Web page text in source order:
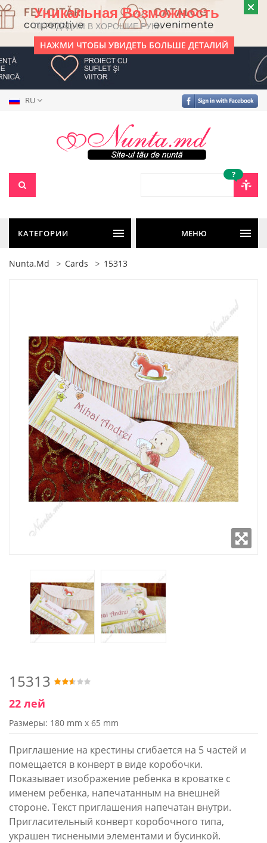
Уникальная Возможность
ПЕРЕДАДИМ В ХОРОШИЕ РУКИ
НАЖМИ ЧТОБЫ УВИДЕТЬ БОЛЬШЕ ДЕТАЛИЙ
RU
?
КАТЕГОРИИ МЕНЮ
Nunta.md Cards 15313
15313
22 лей
Размеры: 180 mm x 65 mm
Приглашение на крестины сгибается на 5 частей и
помещается в конверт в виде коробочки.
Показывает изображение ребенка в кроватке с
именем ребенка, напечатанным на внешней
стороне. Текст приглашения напечатан внутри.
Пригласительный конверт коробочного типа,
украшен тиснеными элементами и бусинкой.